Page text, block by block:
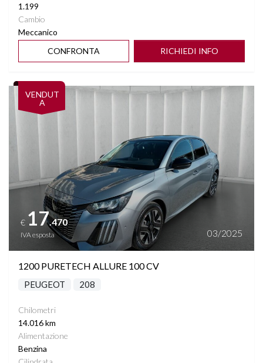
1.199
Cambio
Meccanico
CONFRONTA
RICHIEDI INFO
VENDUT
A
Vedi dettagli
€ 17.470
IVA esposta 03/2025
1200 PURETECH ALLURE 100 CV
PEUGEOT 208
Chilometri
14.016 km
Alimentazione
Benzina